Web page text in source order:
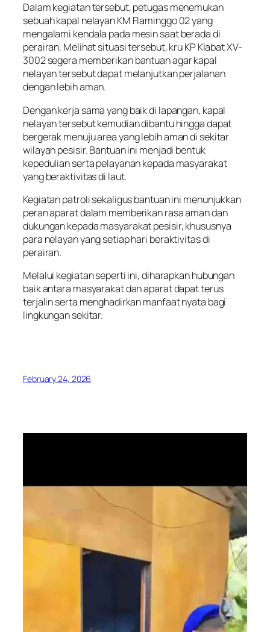
Dalam kegiatan tersebut, petugas menemukan
sebuah kapal nelayan KM Flaminggo 02 yang
mengalami kendala pada mesin saat berada di
perairan. Melihat situasi tersebut, kru KP Klabat XV-
3002 segera memberikan bantuan agar kapal
nelayan tersebut dapat melanjutkan perjalanan
dengan lebih aman.
Dengan kerja sama yang baik di lapangan, kapal
nelayan tersebut kemudian dibantu hingga dapat
bergerak menuju area yang lebih aman di sekitar
wilayah pesisir. Bantuan ini menjadi bentuk
kepedulian serta pelayanan kepada masyarakat
yang beraktivitas di laut.
Kegiatan patroli sekaligus bantuan ini menunjukkan
peran aparat dalam memberikan rasa aman dan
dukungan kepada masyarakat pesisir, khususnya
para nelayan yang setiap hari beraktivitas di
perairan.
Melalui kegiatan seperti ini, diharapkan hubungan
baik antara masyarakat dan aparat dapat terus
terjalin serta menghadirkan manfaat nyata bagi
lingkungan sekitar.
February 24, 2026